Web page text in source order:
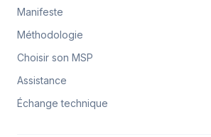
Manifeste
Méthodologie
Choisir son MSP
Assistance
Échange technique